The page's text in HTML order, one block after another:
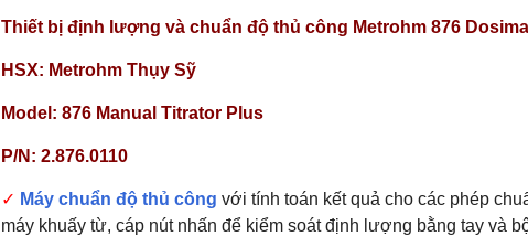
Thiết bị định lượng và chuẩn độ thủ công Metrohm 876
HSX: Metrohm Thụy Sỹ
Model: 876 Manual Titrator Plus
P/N: 2.876.0110
✓ Máy chuẩn độ thủ công với tính toán kết quả cho các phép
máy khuấy từ, cáp nút nhấn để kiểm soát định lượng bằng tay và